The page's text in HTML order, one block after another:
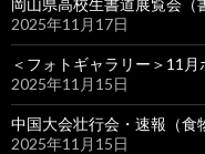
2025年11月17日
＜フォトギャラリー＞11月
2025年11月15日
中国大会壮行会・速報（食
2025年11月15日